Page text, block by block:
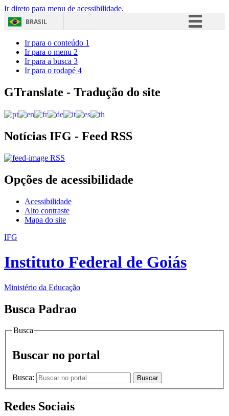
Ir direto para menu de acessibilidade.
BRASIL
Acesso à informação
Ir para o conteúdo 1
Ir para o menu 2
Ir para a busca 3
Ir para o rodapé 4
GTranslate - Tradução do site
Notícias IFG - Feed RSS
RSS
Opções de acessibilidade
Acessibilidade
Alto contraste
Mapa do site
IFG
Instituto Federal de Goiás
Ministério da Educação
Busca Padrao
Busca
Buscar no portal
Busca: Buscar
Redes Sociais